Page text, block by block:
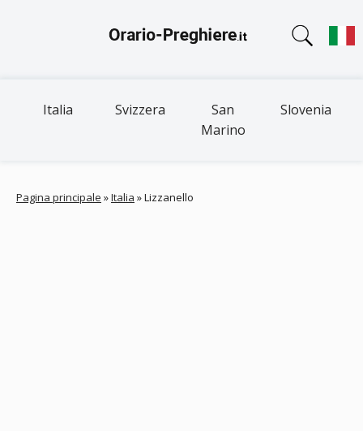
Italia Svizzera
San
Marino
Slovenia
Pagina principale »Italia »Lizzanello